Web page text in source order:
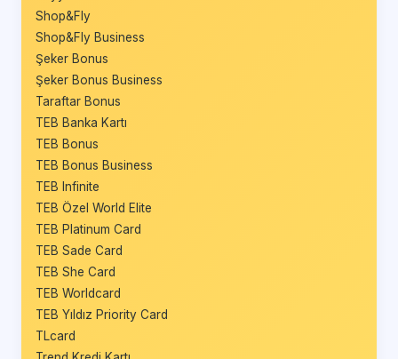
Shop&Fly
Shop&Fly Business
Şeker Bonus
Şeker Bonus Business
Taraftar Bonus
TEB Banka Kartı
TEB Bonus
TEB Bonus Business
TEB Infinite
TEB Özel World Elite
TEB Platinum Card
TEB Sade Card
TEB She Card
TEB Worldcard
TEB Yıldız Priority Card
TLcard